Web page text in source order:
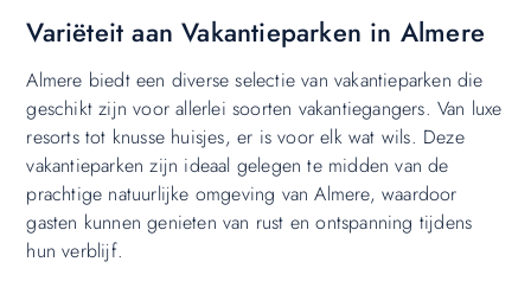
Variëteit aan Vakantieparken in Almere
Almere biedt een diverse selectie van vakantieparken die
geschikt zijn voor allerlei soorten vakantiegangers. Van luxe
resorts tot knusse huisjes, er is voor elk wat wils. Deze
vakantieparken zijn ideaal gelegen te midden van de
prachtige natuurlijke omgeving van Almere, waardoor
gasten kunnen genieten van rust en ontspanning tijdens
hun verblijf.